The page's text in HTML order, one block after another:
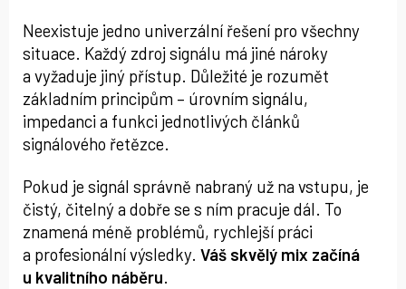
Neexistuje jedno univerzální řešení pro všechny
situace. Každý zdroj signálu má jiné nároky
a vyžaduje jiný přístup. Důležité je rozumět
základním principům – úrovním signálu,
impedanci a funkci jednotlivých článků
signálového řetězce.
Pokud je signál správně nabraný už na vstupu, je
čistý, čitelný a dobře se s ním pracuje dál. To
znamená méně problémů, rychlejší práci
a profesionální výsledky. Váš skvělý mix začíná
u kvalitního náběru.